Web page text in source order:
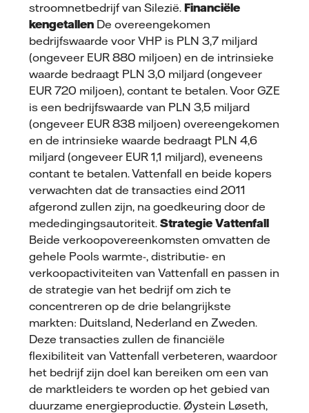
stroomnetbedrijf van Silezië. Financiële
kengetallen De overeengekomen
bedrijfswaarde voor VHP is PLN 3,7 miljard
(ongeveer EUR 880 miljoen) en de intrinsieke
waarde bedraagt PLN 3,0 miljard (ongeveer
EUR 720 miljoen), contant te betalen. Voor GZE
is een bedrijfswaarde van PLN 3,5 miljard
(ongeveer EUR 838 miljoen) overeengekomen
en de intrinsieke waarde bedraagt PLN 4,6
miljard (ongeveer EUR 1,1 miljard), eveneens
contant te betalen. Vattenfall en beide kopers
verwachten dat de transacties eind 2011
afgerond zullen zijn, na goedkeuring door de
mededingingsautoriteit. Strategie Vattenfall
Beide verkoopovereenkomsten omvatten de
gehele Pools warmte-, distributie- en
verkoopactiviteiten van Vattenfall en passen in
de strategie van het bedrijf om zich te
concentreren op de drie belangrijkste
markten: Duitsland, Nederland en Zweden.
Deze transacties zullen de financiële
flexibiliteit van Vattenfall verbeteren, waardoor
het bedrijf zijn doel kan bereiken om een van
de marktleiders te worden op het gebied van
duurzame energieproductie. Øystein Løseth,